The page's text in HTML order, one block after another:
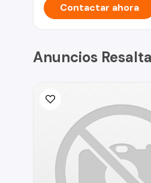
Contactar ahora
Anuncios